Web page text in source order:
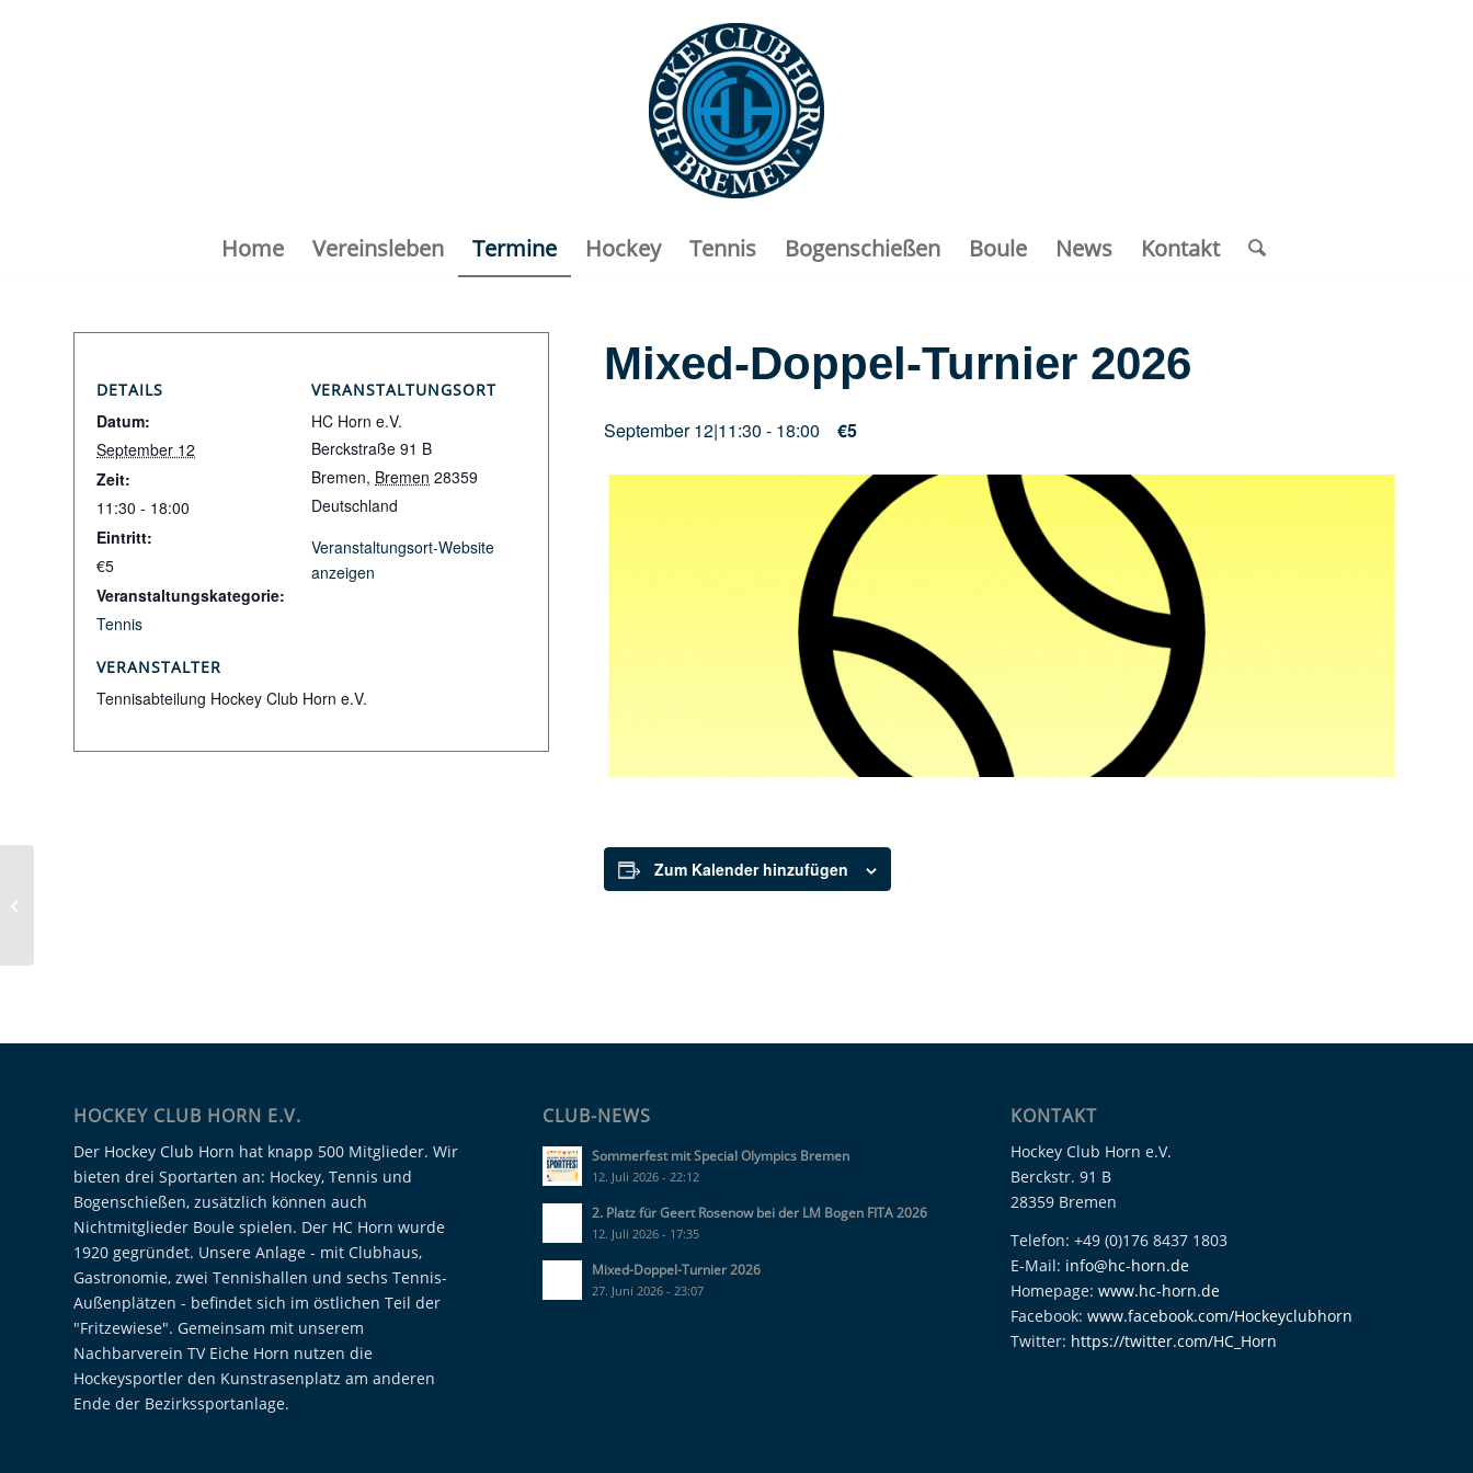
Home Vereinsleben Termine Hockey Tennis Bogenschießen Boule News Kontakt
Mixed-Doppel-Turnier 2026
September 12|11:30 - 18:00 €5
Zum Kalender hinzufügen
DETAILS
Datum:
September 12
Zeit:
11:30 - 18:00
Eintritt:
€5
Veranstaltungskategorie:
Tennis
VERANSTALTUNGSORT
HC Horn e.V.
Berckstraße 91 B
Bremen, Bremen 28359
Deutschland
Veranstaltungsort-Website
anzeigen
VERANSTALTER
Tennisabteilung Hockey Club Horn e.V.
HOCKEY CLUB HORN E.V.
Der Hockey Club Horn hat knapp 500 Mitglieder. Wir
bieten drei Sportarten an: Hockey, Tennis und
Bogenschießen, zusätzlich können auch
Nichtmitglieder Boule spielen. Der HC Horn wurde
1920 gegründet. Unsere Anlage - mit Clubhaus,
Gastronomie, zwei Tennishallen und sechs Tennis-
Außenplätzen - befindet sich im östlichen Teil der
"Fritzewiese". Gemeinsam mit unserem
Nachbarverein TV Eiche Horn nutzen die
Hockeysportler den Kunstrasenplatz am anderen
Ende der Bezirkssportanlage.
CLUB-NEWS
Sommerfest mit Special Olympics Bremen
12. Juli 2026 - 22:12
2. Platz für Geert Rosenow bei der LM Bogen FITA 2026
12. Juli 2026 - 17:35
Mixed-Doppel-Turnier 2026
27. Juni 2026 - 23:07
KONTAKT
Hockey Club Horn e.V.
Berckstr. 91 B
28359 Bremen
Telefon: +49 (0)176 8437 1803
E-Mail: info@hc-horn.de
Homepage:www.hc-horn.de
Facebook:www.facebook.com/Hockeyclubhorn
Twitter: https://twitter.com/HC_Horn